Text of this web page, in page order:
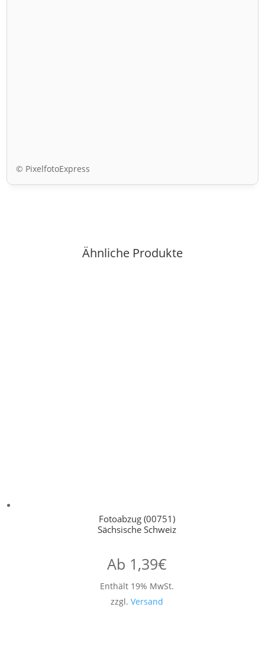
© PixelfotoExpress
Ähnliche Produkte
Fotoabzug (00751)
Sächsische Schweiz
Ab 1,39€
Enthält 19% MwSt.
zzgl. Versand